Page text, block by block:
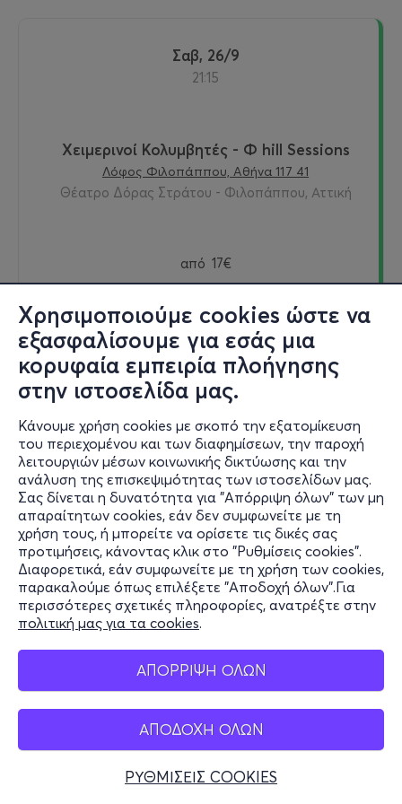
Χρησιμοποιούμε cookies ώστε να
εξασφαλίσουμε για εσάς μια
κορυφαία εμπειρία πλοήγησης
στην ιστοσελίδα μας.
Κάνουμε χρήση cookies με σκοπό την εξατομίκευση
του περιεχομένου και των διαφημίσεων, την παροχή
λειτουργιών μέσων κοινωνικής δικτύωσης και την
ανάλυση της επισκεψιμότητας των ιστοσελίδων μας.
Σας δίνεται η δυνατότητα για "Απόρριψη όλων" των μη
απαραίτητων cookies, εάν δεν συμφωνείτε με τη
χρήση τους, ή μπορείτε να ορίσετε τις δικές σας
προτιμήσεις, κάνοντας κλικ στο "Ρυθμίσεις cookies".
Διαφορετικά, εάν συμφωνείτε με τη χρήση των cookies,
παρακαλούμε όπως επιλέξετε "Αποδοχή όλων".Για
περισσότερες σχετικές πληροφορίες, ανατρέξτε στην
πολιτική μας για τα cookies.
ΑΠΟΡΡΙΨΗ ΟΛΩΝ
ΑΠΟΔΟΧΗ ΟΛΩΝ
ΡΥΘΜΙΣΕΙΣ COOKIES
Σαβ, 26/9
21:15
Χειμερινοί Κολυμβητές - Φ hill Sessions
Λόφος Φιλοπάππου, Αθήνα 117 41
Θέατρο Δόρας Στράτου - Φιλοπάππου, Αττική
από 17€
Εισιτήρια